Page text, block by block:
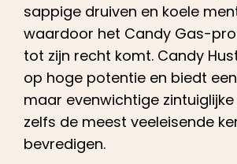
sappige druiven en koele
waardoor het Candy Gas-
tot zijn recht komt. Candy
op hoge potentie en biedt
maar evenwichtige
zelfs de meest veeleisende
bevredigen.